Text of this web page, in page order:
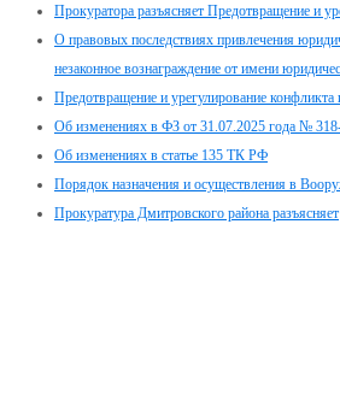
Прокуратора разъясняет Предотвращение и
О правовых последствиях привлечения
незаконное вознаграждение от имени
Предотвращение и урегулирование конфликта
Об изменениях в ФЗ от 31.07.2025 года №
Об изменениях в статье 135 ТК РФ
Порядок назначения и осуществления в
Прокуратура Дмитровского района разъясняет